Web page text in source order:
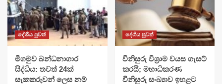
දේශීය පුවත්
මීගමුව බන්ධනාගාර
සිද්ධිය: තවත් 24ක්
සැකකරුවන් ලෙස නම්
දේශීය පුවත්
විනිසුරු විශ්‍රාම වයස ගැසට්
කරයි; මහාධිකරණ
විනිසුරු සංඛ්‍යාව ඉහළට